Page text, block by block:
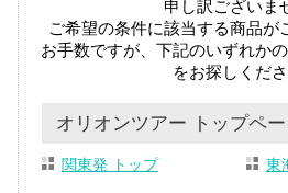
申し訳ございま
ご希望の条件に該当する商品が
お手数ですが、下記のいずれか
をお探しくださ
オリオンツアー トップペ
関東発 トップ 東